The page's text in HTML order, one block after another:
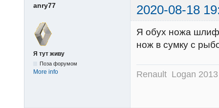
anry77 2020-08-18
Я тут живу
Поза форумом
More info
Я обух ножа
нож в сумку с
Renault Logan